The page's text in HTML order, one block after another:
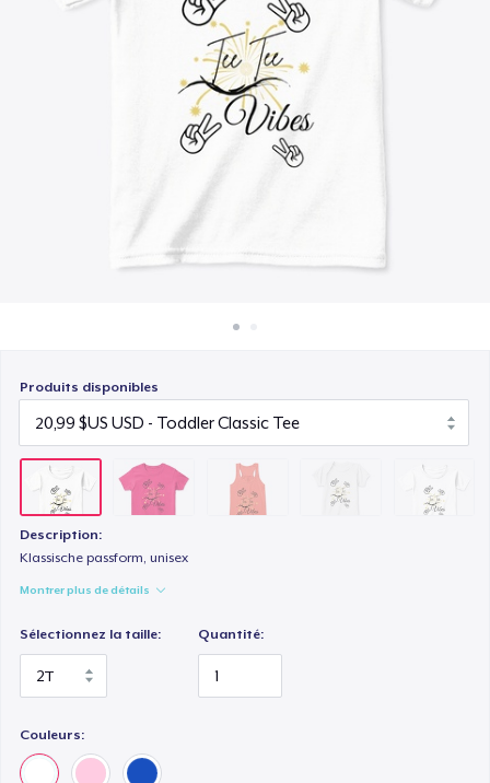
Vendez partout
Vendre n'importe quoi
Produits disponibles
Description:
Klassische passform, unisex
Montrer plus de détails
Sélectionnez la taille: Quantité:
Couleurs:
Baby Premium Onesie